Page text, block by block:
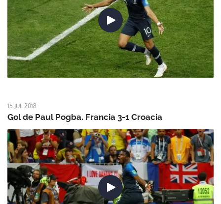
15 JUL 2018
Gol de Paul Pogba. Francia 3-1 Croacia